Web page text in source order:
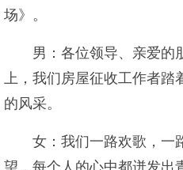
场》。
男：各位领导、亲爱的
上，我们房屋征收工作者踏
的风采。
女：我们一路欢歌，一
望，每个人的心中都迸发出